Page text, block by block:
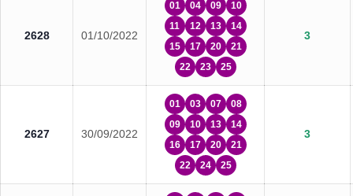
2628 01/10/2022
01 04 09
10
11
12 13
14
15
17 20
21
22
23 25
3
2627 30/09/2022
01 03 07
08
09
10 13
14
16
17 20
21
22
24 25
3